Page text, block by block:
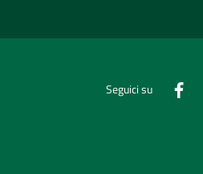
Seguici su